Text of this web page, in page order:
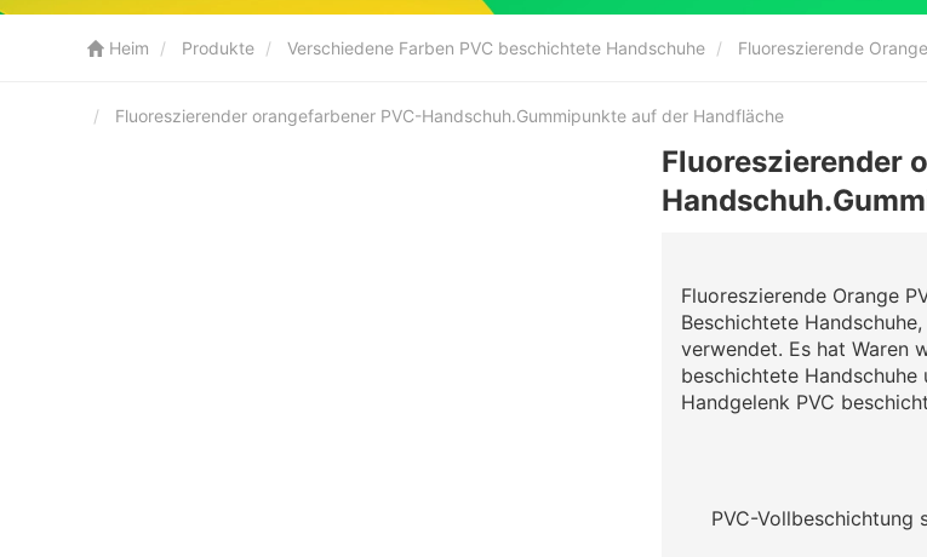
Heim Produkte Verschiedene Farben PVC beschichtete Handschuhe Fluoreszierende
Fluoreszierender orangefarbener PVC-Handschuh.Gummipunkte auf der Handfläche
Fluoreszierender
Fluoreszierende Orange
Beschichtete
verwendet. Es hat Waren
beschichtete
Handgelenk PVC
PVC-Vollbeschichtung